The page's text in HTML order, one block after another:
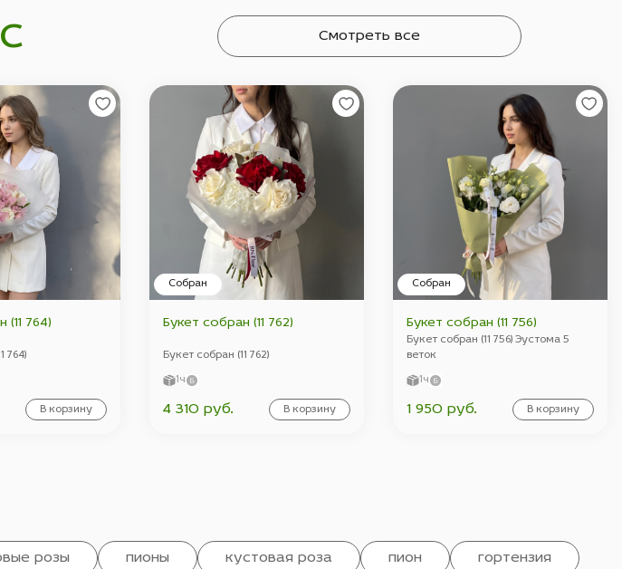
Смотреть все
(11 764)
764)
В корзину
Собран
Букет собран (11 762)
Букет собран (11 762)
1ч
4 310 руб. В корзину
Собран
Букет собран (11 756)
Букет собран (11 756) Эустома 5
веток
1ч
1 950 руб. В корзину
розы пионы кустовая роза пион гортензия